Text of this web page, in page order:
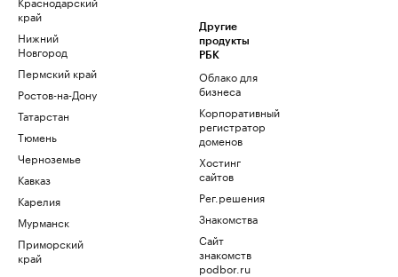
край
Нижний
Новгород
Пермский край
Ростов-на-Дону
Татарстан
Тюмень
Черноземье
Кавказ
Карелия
Мурманск
Приморский
край
Другие
продукты
РБК
Облако для
бизнеса
Корпоративный
регистратор
доменов
Хостинг
сайтов
Рег.решения
Знакомства
Сайт
знакомств
podbor.ru